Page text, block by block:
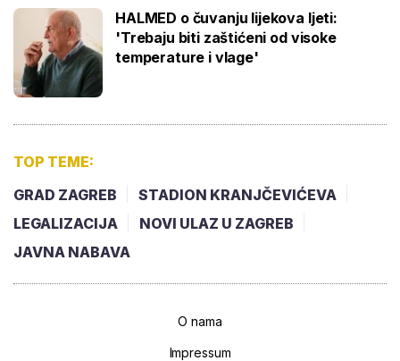
HALMED o čuvanju lijekova ljeti:
'Trebaju biti zaštićeni od visoke
temperature i vlage'
TOP TEME:
GRAD ZAGREB
STADION KRANJČEVIĆEVA
LEGALIZACIJA
NOVI ULAZ U ZAGREB
JAVNA NABAVA
O nama
Impressum